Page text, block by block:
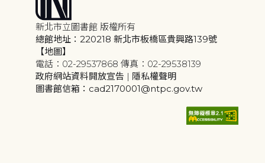
新北市立圖書館 版權所有
總館地址：220218 新北市板橋區貴興路139號
【地圖】
電話：02-29537868 傳真：02-29538139
政府網站資料開放宣告 | 隱私權聲明
圖書館信箱：cad2170001@ntpc.gov.tw